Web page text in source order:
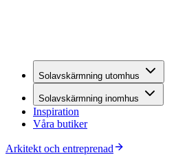
Solavskärmning utomhus
Solavskärmning inomhus
Inspiration
Våra butiker
Arkitekt och entreprenad